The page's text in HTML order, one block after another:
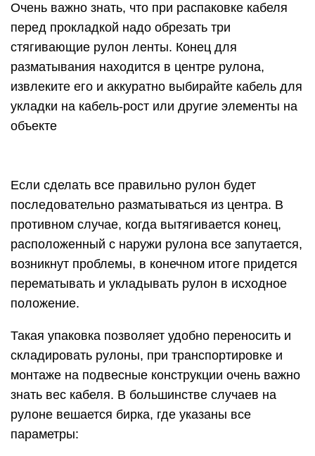
Очень важно знать, что при распаковке кабеля
перед прокладкой надо обрезать три
стягивающие рулон ленты. Конец для
разматывания находится в центре рулона,
извлеките его и аккуратно выбирайте кабель для
укладки на кабель-рост или другие элементы на
объекте
Если сделать все правильно рулон будет
последовательно разматываться из центра. В
противном случае, когда вытягивается конец,
расположенный с наружи рулона все запутается,
возникнут проблемы, в конечном итоге придется
перематывать и укладывать рулон в исходное
положение.
Такая упаковка позволяет удобно переносить и
складировать рулоны, при транспортировке и
монтаже на подвесные конструкции очень важно
знать вес кабеля. В большинстве случаев на
рулоне вешается бирка, где указаны все
параметры: